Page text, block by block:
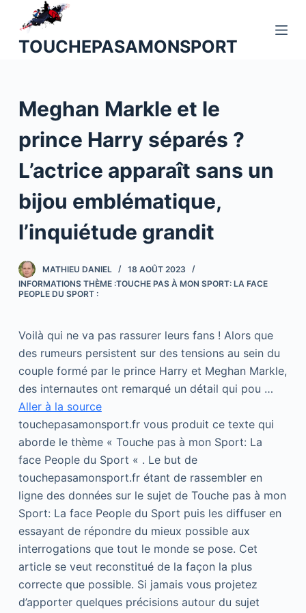
u
o
n
u
TOUCHEPASAMONSPORT
Meghan Markle et le
prince Harry séparés ?
L’actrice apparaît sans un
bijou emblématique,
l’inquiétude grandit
MATHIEU DANIEL
18 AOÛT 2023
INFORMATIONS THÈME :TOUCHE PAS À MON SPORT: LA FACE
PEOPLE DU SPORT :
Voilà qui ne va pas rassurer leurs fans ! Alors que
des rumeurs persistent sur des tensions au sein du
couple formé par le prince Harry et Meghan Markle,
des internautes ont remarqué un détail qui pou …
Aller à la source
touchepasamonsport.fr vous produit ce texte qui
aborde le thème « Touche pas à mon Sport: La
face People du Sport « . Le but de
touchepasamonsport.fr étant de rassembler en
ligne des données sur le sujet de Touche pas à mon
Sport: La face People du Sport puis les diffuser en
essayant de répondre du mieux possible aux
interrogations que tout le monde se pose. Cet
article se veut reconstitué de la façon la plus
correcte que possible. Si jamais vous projetez
d’apporter quelques précisions autour du sujet